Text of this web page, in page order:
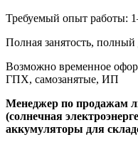
Требуемый опыт работы:
Полная занятость, полный
Возможно временное
ГПХ, самозанятые, ИП
Менеджер по продажам
(солнечная
аккумуляторы для